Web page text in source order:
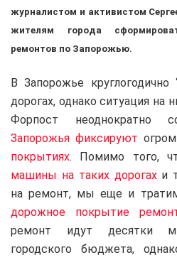
журналистом и активистом
жителям города
ремонтов по Запорожью.
В Запорожье
дорогах, однако ситуация на
Форпост неоднократно
Запорожья фиксируют
покрытиях. Помимо того,
машины на таких дорогахи
на ремонт, мы еще и
дорожное покрытие
ремонт идут десятки
городского бюджета,